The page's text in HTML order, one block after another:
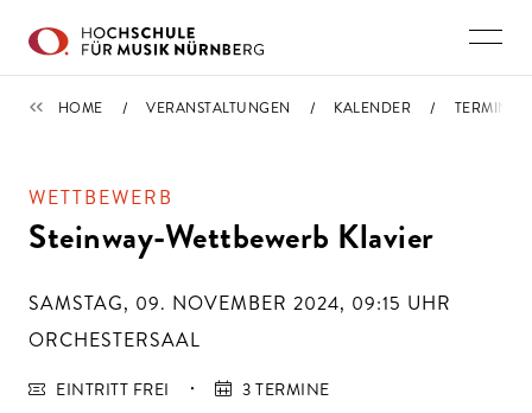
TERMINE
HOME VERANSTALTUNGEN KALENDER TERMIN
WETTBEWERB
Steinway-Wettbewerb Klavier
SAMSTAG, 09. NOVEMBER 2024, 09:15 UHR
ORCHESTERSAAL
EINTRITT FREI 3 TERMINE